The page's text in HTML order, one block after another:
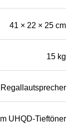
41 × 22 × 25 cm
15 kg
UHQD-Tieftöner